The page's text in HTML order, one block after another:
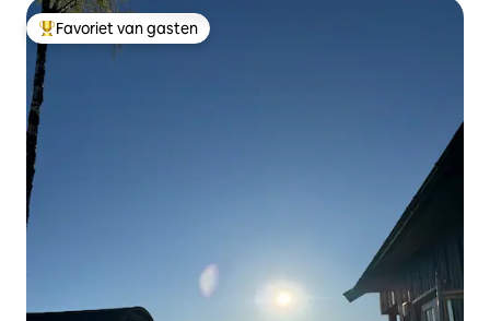
Topfavoriet van gasten
Favoriet van gasten